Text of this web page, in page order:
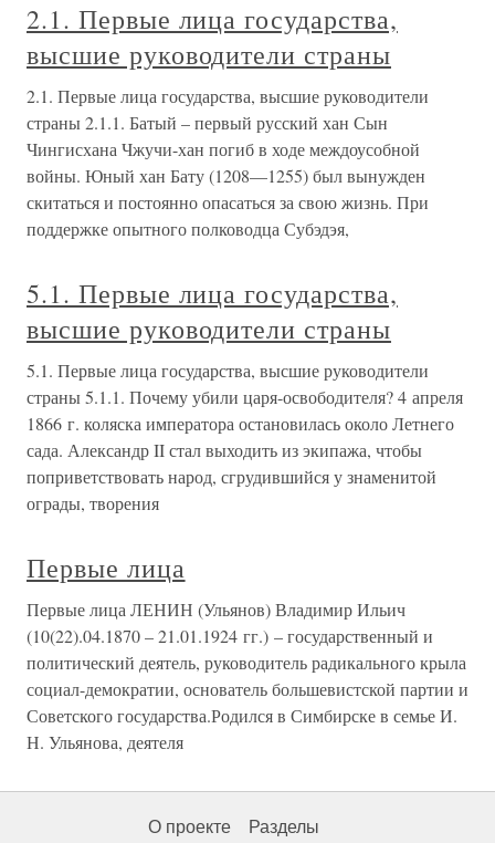
2.1. Первые лица государства,
высшие руководители страны
2.1. Первые лица государства, высшие руководители
страны 2.1.1. Батый – первый русский хан Сын
Чингисхана Чжучи-хан погиб в ходе междоусобной
войны. Юный хан Бату (1208—1255) был вынужден
скитаться и постоянно опасаться за свою жизнь. При
поддержке опытного полководца Субэдэя,
5.1. Первые лица государства,
высшие руководители страны
5.1. Первые лица государства, высшие руководители
страны 5.1.1. Почему убили царя-освободителя? 4 апреля
1866 г. коляска императора остановилась около Летнего
сада. Александр II стал выходить из экипажа, чтобы
поприветствовать народ, сгрудившийся у знаменитой
ограды, творения
Первые лица
Первые лица ЛЕНИН (Ульянов) Владимир Ильич
(10(22).04.1870 – 21.01.1924 гг.) – государственный и
политический деятель, руководитель радикального крыла
социал-демократии, основатель большевистской партии и
Советского государства.Родился в Симбирске в семье И.
Н. Ульянова, деятеля
О проекте Разделы